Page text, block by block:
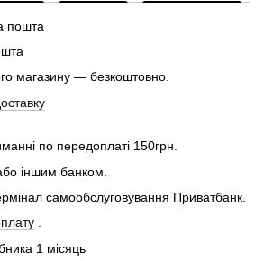
пошта
магазину — безкоштовно.
по передоплаті 150грн.
іншим банком.
самообслуговування Приватбанк.
.
1 місяць